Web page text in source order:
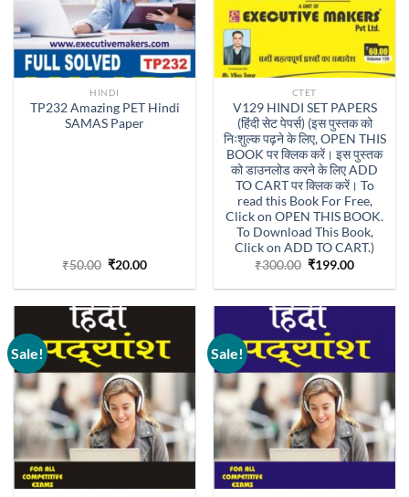
HINDI
TP232 Amazing PET Hindi
SAMAS Paper
₹50.00 Original
was:
₹20.00Current
is:
CTET
V129 HINDI SET PAPERS
(हिंदी सेट पेपर्स) (इस पुस्तक को
निःशुल्क पढ़ने के लिए, OPEN THIS
BOOK पर क्लिक करें। इस पुस्तक
को डाउनलोड करने के लिए ADD
TO CART पर क्लिक करें। To
read this Book For Free,
Click on OPEN THIS BOOK.
To Download This Book,
Click on ADD TO CART.)
₹300.00 Original
was:
₹199.00Current
is:
Sale! Sale!